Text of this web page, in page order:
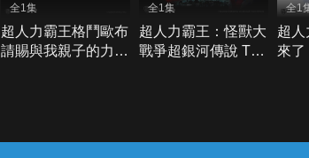
全1集
超人力霸王格鬥歐布
請賜與我親子的力
全1集
超人力霸王：怪獸大
戰爭超銀河傳說 The
全1
超人
來了